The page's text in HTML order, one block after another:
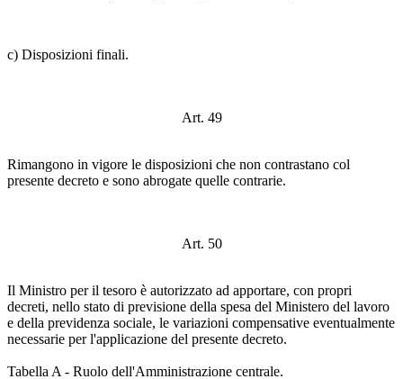
c) Disposizioni finali.
Art. 49
Rimangono in vigore le disposizioni che non contrastano col
presente decreto e sono abrogate quelle contrarie.
Art. 50
Il Ministro per il tesoro è autorizzato ad apportare, con propri
decreti, nello stato di previsione della spesa del Ministero del lavoro
e della previdenza sociale, le variazioni compensative eventualmente
necessarie per l'applicazione del presente decreto.
Tabella A - Ruolo dell'Amministrazione centrale.